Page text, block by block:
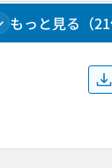
もっと見る（21